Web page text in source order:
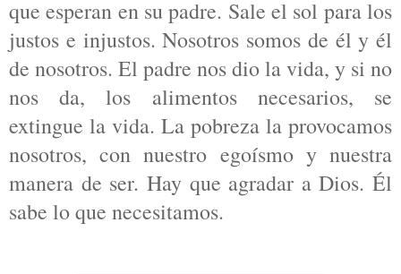
que esperan en su padre. Sale el sol para los
justos e injustos. Nosotros somos de él y él
de nosotros. El padre nos dio la vida, y si no
nos da, los alimentos necesarios, se
extingue la vida. La pobreza la provocamos
nosotros, con nuestro egoísmo y nuestra
manera de ser. Hay que agradar a Dios. Él
sabe lo que necesitamos.